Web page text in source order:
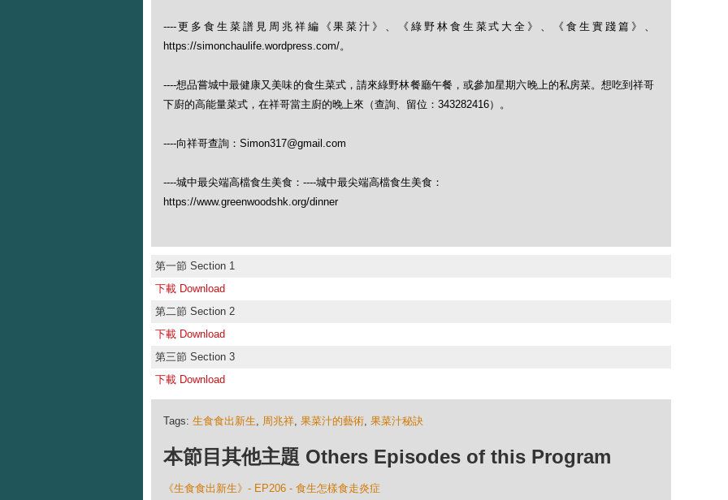
----更多食生菜譜見周兆祥編《果菜汁》、《綠野林食生菜式大全》、《食生實踐篇》、
https://simonchaulife.wordpress.com/。
----想品嘗城中最健康又美味的食生菜式，請來綠野林餐廳午餐，或參加星期六晚上的私房菜。想吃到祥哥
下廚的高能量菜式，在祥哥當主廚的晚上來（查詢、留位：343282416）。
----向祥哥查詢：Simon317@gmail.com
----城中最尖端高檔食生美食：----城中最尖端高檔食生美食：
https://www.greenwoodshk.org/dinner
第一節 Section 1
下載 Download
第二節 Section 2
下載 Download
第三節 Section 3
下載 Download
Tags: 生食食出新生, 周兆祥, 果菜汁的藝術, 果菜汁秘訣
本節目其他主題 Others Episodes of this Program
《生食食出新生》- EP206 - 食生怎樣食走炎症